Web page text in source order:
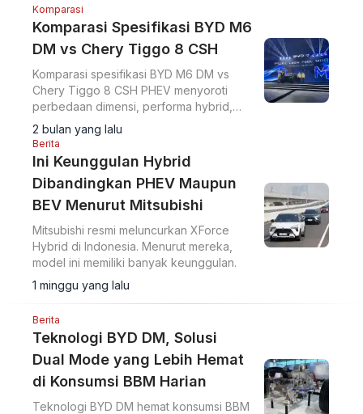
Komparasi
Komparasi Spesifikasi BYD M6
DM vs Chery Tiggo 8 CSH
Komparasi spesifikasi BYD M6 DM vs
Chery Tiggo 8 CSH PHEV menyoroti
perbedaan dimensi, performa hybrid,
dan karakter kendaraan MPV serta SUV
keluarga.
2 bulan yang lalu
Berita
Ini Keunggulan Hybrid
Dibandingkan PHEV Maupun
BEV Menurut Mitsubishi
Mitsubishi resmi meluncurkan XForce
Hybrid di Indonesia. Menurut mereka,
model ini memiliki banyak keunggulan.
1 minggu yang lalu
Berita
Teknologi BYD DM, Solusi
Dual Mode yang Lebih Hemat
di Konsumsi BBM Harian
Teknologi BYD DM hemat konsumsi BBM